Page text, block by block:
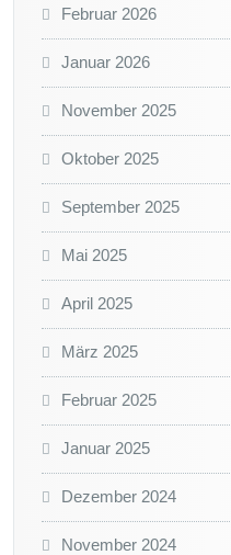
Februar 2026
Januar 2026
November 2025
Oktober 2025
September 2025
Mai 2025
April 2025
März 2025
Februar 2025
Januar 2025
Dezember 2024
November 2024